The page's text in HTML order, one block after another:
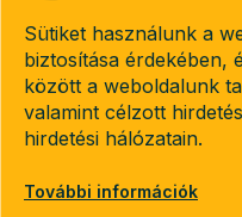
Sütiket használunk a
biztosítása érdekében,
között a weboldalunk
valamint célzott
hirdetési hálózatain.
További információk